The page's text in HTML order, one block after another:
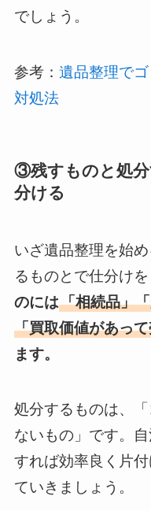
でしょう。
参考： 遺品整理で
対処法
③残すものと処分
分ける
いざ遺品整理を始
るものとで仕分け
のには「相続品」
「買取価値があっ
ます。
処分するものは、
ないもの」です。
すれば効率良く片
ていきましょう。